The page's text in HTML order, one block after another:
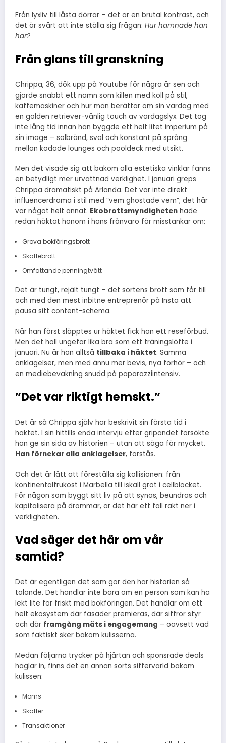
Från lyxliv till låsta dörrar – det är en brutal kontrast, och
det är svårt att inte ställa sig frågan: Hur hamnade han
här?
Från glans till granskning
Chrippa, 36, dök upp på Youtube för några år sen och
gjorde snabbt ett namn som killen med koll på stil,
kaffemaskiner och hur man berättar om sin vardag med
en golden retriever-vänlig touch av vardagslyx. Det tog
inte lång tid innan han byggde ett helt litet imperium på
sin image – solbränd, sval och konstant på språng
mellan kodade lounges och pooldeck med utsikt.
Men det visade sig att bakom alla estetiska vinklar fanns
en betydligt mer urvattnad verklighet. I januari greps
Chrippa dramatiskt på Arlanda. Det var inte direkt
influencerdrama i stil med ”vem ghostade vem”; det här
var något helt annat. Ekobrottsmyndigheten hade
redan häktat honom i hans frånvaro för misstankar om:
Grova bokföringsbrott
Skattebrott
Omfattande penningtvätt
Det är tungt, rejält tungt – det sortens brott som får till
och med den mest inbitne entreprenör på Insta att
pausa sitt content-schema.
När han först släpptes ur häktet fick han ett reseförbud.
Men det höll ungefär lika bra som ett träningslöfte i
januari. Nu är han alltså tillbaka i häktet. Samma
anklagelser, men med ännu mer bevis, nya förhör – och
en mediebevakning snudd på paparazziintensiv.
”Det var riktigt hemskt.”
Det är så Chrippa själv har beskrivit sin första tid i
häktet. I sin hittills enda intervju efter gripandet försökte
han ge sin sida av historien – utan att säga för mycket.
Han förnekar alla anklagelser, förstås.
Och det är lätt att föreställa sig kollisionen: från
kontinentalfrukost i Marbella till iskall gröt i cellblocket.
För någon som byggt sitt liv på att synas, beundras och
kapitalisera på drömmar, är det här ett fall rakt ner i
verkligheten.
Vad säger det här om vår
samtid?
Det är egentligen det som gör den här historien så
talande. Det handlar inte bara om en person som kan ha
lekt lite för friskt med bokföringen. Det handlar om ett
helt ekosystem där fasader premieras, där siffror styr
och där framgång mäts i engagemang – oavsett vad
som faktiskt sker bakom kulisserna.
Medan följarna trycker på hjärtan och sponsrade deals
haglar in, finns det en annan sorts siffervärld bakom
kulissen:
Moms
Skatter
Transaktioner